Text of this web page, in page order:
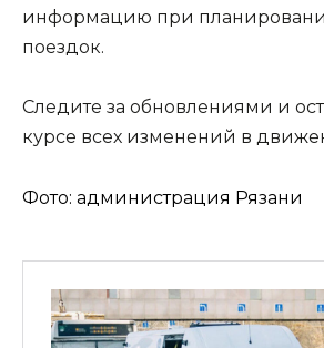
информацию при
поездок.
Следите за обновлениями и
курсе всех изменений в
Фото: администрация Рязани